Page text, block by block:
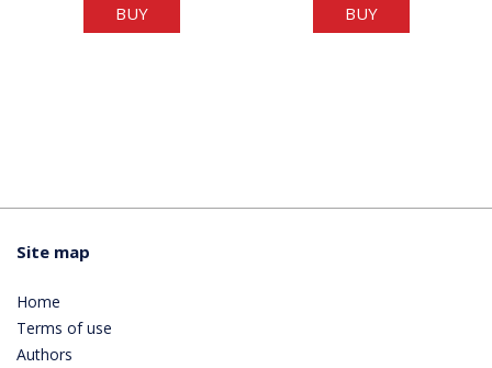
BUY BUY
Site map
Home
Terms of use
Authors